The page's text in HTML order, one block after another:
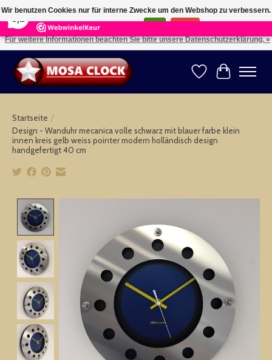
164 Reviews ×
Kies uw taal: NL -- Wählen Sie ihre Sprache: DE -- Choose your language: EN ⇓ ⇒
Wunschzettel
Ihr
Startseite /
Design - Wanduhr mecanica volle schwarz mit blauer farbe klein
innen kreis gelb weiss pointer modern holländisch design
handgefertigt 40 cm
Wir benutzen Cookies nur für interne Zwecke um den Webshop zu verbessern.
Ist das in Ordnung?
Für weitere Informationen beachten Sie bitte unsere Datenschutzerklärung. »